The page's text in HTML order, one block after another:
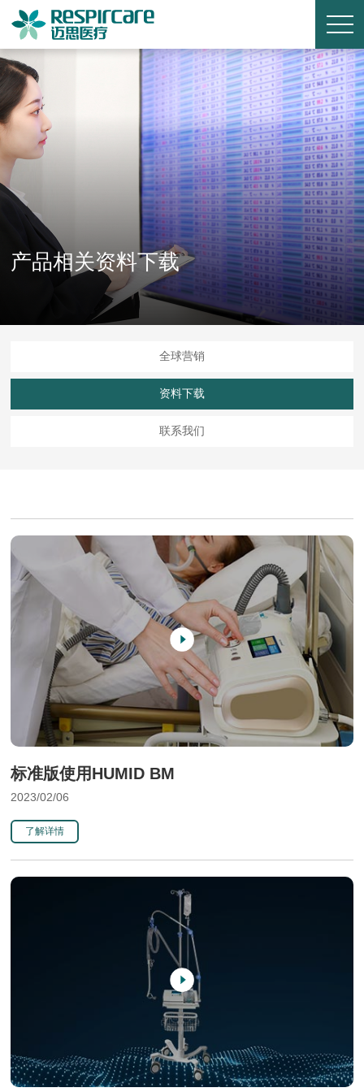
产品相关资料下载
全球营销
资料下载
联系我们
标准版使用HUMID BM
2023/02/06
了解详情